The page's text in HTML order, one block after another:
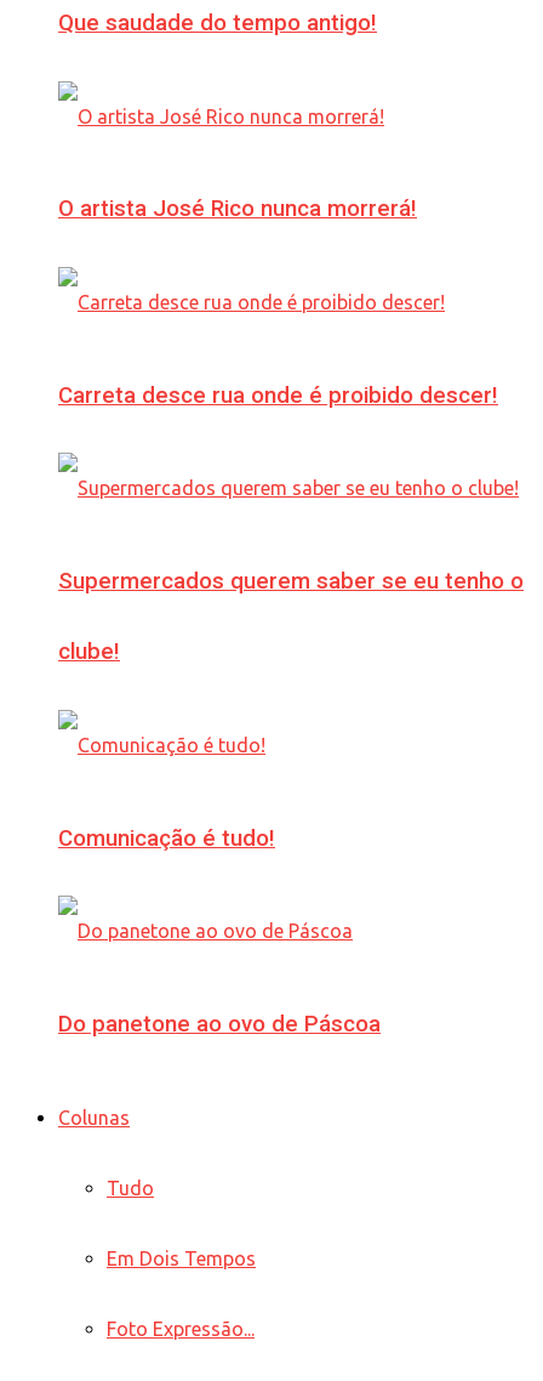
Que saudade do tempo antigo!
O artista José Rico nunca morrerá!
Carreta desce rua onde é proibido descer!
Supermercados querem saber se eu tenho o
clube!
Comunicação é tudo!
Do panetone ao ovo de Páscoa
Colunas
Tudo
Em Dois Tempos
Foto Expressão...